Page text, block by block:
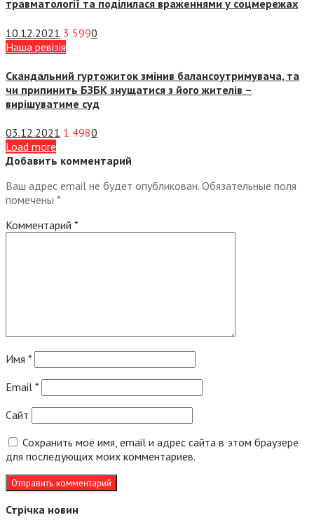
травматології та поділилася враженнями у соцмережах
10.12.2021 3 5990
Наша ревізія
Скандальний гуртожиток змінив балансоутримувача, та
чи припинить БЗБК знущатися з його жителів –
вирішуватиме суд
03.12.2021 1 4980
Load more
Добавить комментарий
Ваш адрес email не будет опубликован. Обязательные поля
помечены *
Комментарий *
Имя *
Email *
Сайт
Сохранить моё имя, email и адрес сайта в этом браузере
для последующих моих комментариев.
Стрічка новин